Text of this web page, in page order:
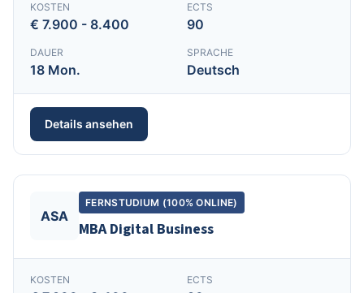
KOSTEN
€ 7.900 - 8.400
ECTS
90
DAUER
18 Mon.
SPRACHE
Deutsch
Details ansehen
ASA
FERNSTUDIUM (100% ONLINE)
MBA Digital Business
KOSTEN ECTS